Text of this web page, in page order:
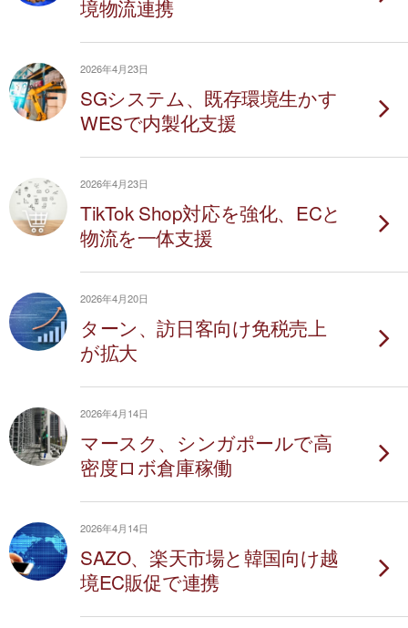
境物流連携
2026年4月23日
SGシステム、既存環境生かす
WESで内製化支援
2026年4月23日
TikTok Shop対応を強化、ECと
物流を一体支援
2026年4月20日
ターン、訪日客向け免税売上
が拡大
2026年4月14日
マースク、シンガポールで高
密度ロボ倉庫稼働
2026年4月14日
SAZO、楽天市場と韓国向け越
境EC販促で連携